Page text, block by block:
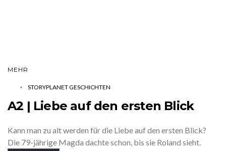
MEHR
STORYPLANET GESCHICHTEN
A2 | Liebe auf den ersten Blick
Kann man zu alt werden für die Liebe auf den ersten Blick?
Die 79-jährige Magda dachte schon, bis sie Roland sieht.